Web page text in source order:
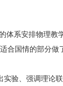
体系安排物理教
合国情的部分做
验、强调理论